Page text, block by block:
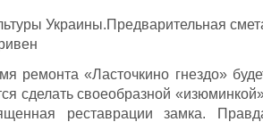
Украины.Предварительная
ремонта «Ласточкино гнездо»
сделать своеобразной
реставрации замка.